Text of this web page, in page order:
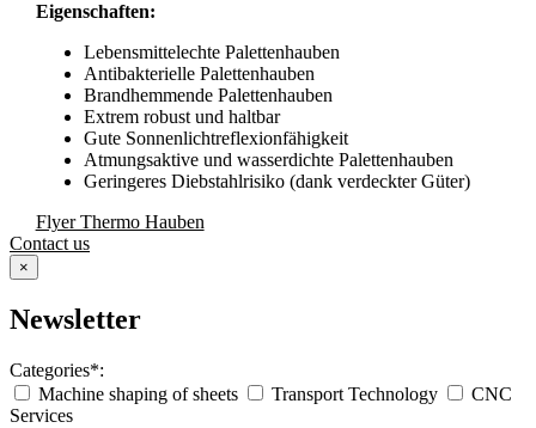
Eigenschaften:
Lebensmittelechte Palettenhauben
Antibakterielle Palettenhauben
Brandhemmende Palettenhauben
Extrem robust und haltbar
Gute Sonnenlichtreflexionfähigkeit
Atmungsaktive und wasserdichte Palettenhauben
Geringeres Diebstahlrisiko (dank verdeckter Güter)
Flyer Thermo Hauben
Contact us
×
Newsletter
Categories*:
Machine shaping of sheets
Transport Technology
CNC
Services